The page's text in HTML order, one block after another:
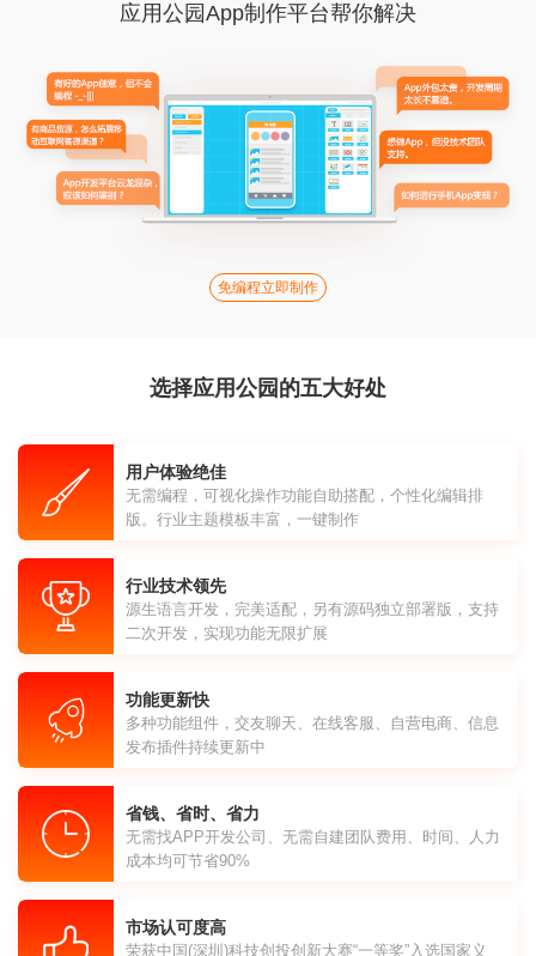
应用公园App制作平台帮你解决
免编程立即制作
选择应用公园的五大好处
用户体验绝佳
无需编程，可视化操作功能自助搭配，个性化编辑排
版。行业主题模板丰富，一键制作
行业技术领先
源生语言开发，完美适配，另有源码独立部署版，支持
二次开发，实现功能无限扩展
功能更新快
多种功能组件，交友聊天、在线客服、自营电商、信息
发布插件持续更新中
省钱、省时、省力
无需找APP开发公司、无需自建团队费用、时间、人力
成本均可节省90%
市场认可度高
荣获中国(深圳)科技创投创新大赛“一等奖”入选国家义